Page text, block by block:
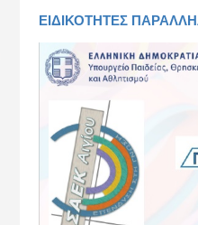
ΕΙΔΙΚΟΤΗΤΕΣ